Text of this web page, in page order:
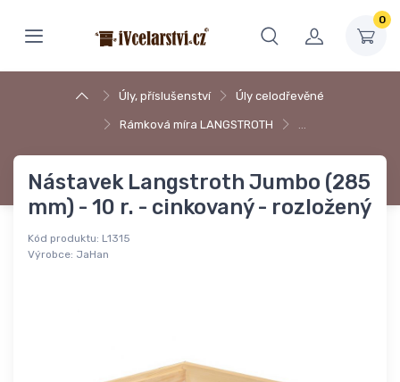
0
Úly, příslušenství Úly celodřevěné
Rámková míra LANGSTROTH …
Nástavek Langstroth Jumbo (285
mm) - 10 r. - cinkovaný - rozložený
Kód produktu: L1315
Výrobce: JaHan